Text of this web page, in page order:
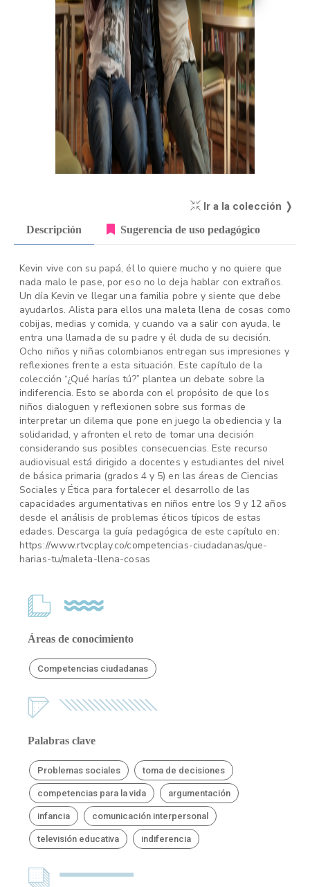
Ir a la colección ❭
Descripción Sugerencia de uso pedagógico
Kevin vive con su papá, él lo quiere mucho y no quiere que
nada malo le pase, por eso no lo deja hablar con extraños.
Un día Kevin ve llegar una familia pobre y siente que debe
ayudarlos. Alista para ellos una maleta llena de cosas como
cobijas, medias y comida, y cuando va a salir con ayuda, le
entra una llamada de su padre y él duda de su decisión.
Ocho niños y niñas colombianos entregan sus impresiones y
reflexiones frente a esta situación. Este capítulo de la
colección “¿Qué harías tú?” plantea un debate sobre la
indiferencia. Esto se aborda con el propósito de que los
niños dialoguen y reflexionen sobre sus formas de
interpretar un dilema que pone en juego la obediencia y la
solidaridad, y afronten el reto de tomar una decisión
considerando sus posibles consecuencias. Este recurso
audiovisual está dirigido a docentes y estudiantes del nivel
de básica primaria (grados 4 y 5) en las áreas de Ciencias
Sociales y Ética para fortalecer el desarrollo de las
capacidades argumentativas en niños entre los 9 y 12 años
desde el análisis de problemas éticos típicos de estas
edades. Descarga la guía pedagógica de este capítulo en:
https://www.rtvcplay.co/competencias-ciudadanas/que-
harias-tu/maleta-llena-cosas
Áreas de conocimiento
Competencias ciudadanas
Palabras clave
Problemas sociales toma de decisiones
competencias para la vida argumentación
infancia comunicación interpersonal
televisión educativa indiferencia